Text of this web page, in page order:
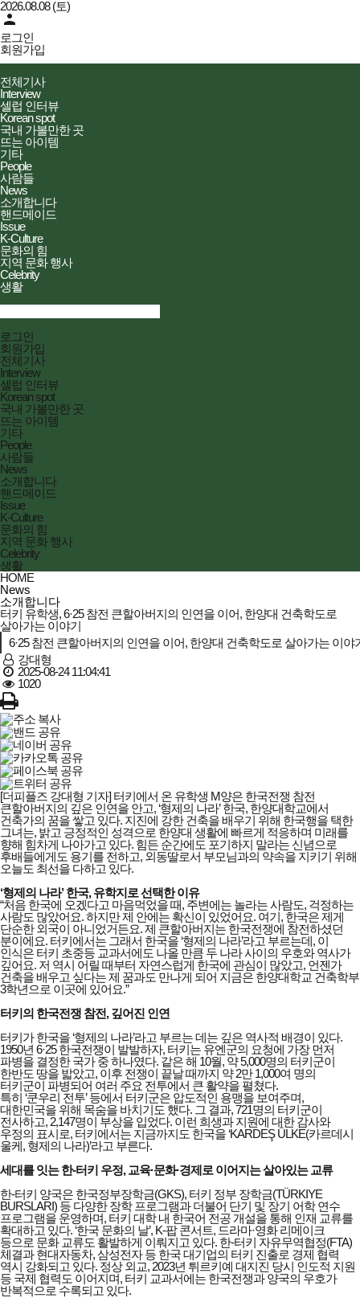
2026.08.08 (토)
person
로그인
회원가입
전체메뉴
열기/
닫기
전체기사
Interview
셀럽 인터뷰
Korean spot
국내 가볼만한 곳
뜨는 아이템
기타
People
사람들
News
소개합니다
핸드메이드
Issue
K-Culture
문화의 힘
지역 문화 행사
Celebrity
생활
검색창
열기/
닫기
전체메뉴
닫기
로그인
회원가입
전체기사
Interview
셀럽 인터뷰
Korean spot
국내 가볼만한 곳
뜨는 아이템
기타
People
사람들
News
소개합니다
핸드메이드
Issue
K-Culture
문화의 힘
지역 문화 행사
Celebrity
생활
HOME
News
소개합니다
터키 유학생, 6·25 참전 큰할아버지의 인연을 이어, 한양대 건축학도로
살아가는 이야기
6·25 참전 큰할아버지의 인연을 이어, 한양대 건축학도로 살아가는 이야
강대형
2025-08-24 11:04:41
1020
[더피플즈 강대형 기자] 터키에서 온 유학생 M양은 한국전쟁 참전
큰할아버지의 깊은 인연을 안고, ‘형제의 나라’ 한국, 한양대학교에서
건축가의 꿈을 쌓고 있다. 지진에 강한 건축을 배우기 위해 한국행을 택한
그녀는, 밝고 긍정적인 성격으로 한양대 생활에 빠르게 적응하며 미래를
향해 힘차게 나아가고 있다. 힘든 순간에도 포기하지 말라는 신념으로
후배들에게도 용기를 전하고, 외동딸로서 부모님과의 약속을 지키기 위해
오늘도 최선을 다하고 있다.
‘형제의 나라’ 한국, 유학지로 선택한 이유
“처음 한국에 오겠다고 마음먹었을 때, 주변에는 놀라는 사람도, 걱정하는
사람도 많았어요. 하지만 제 안에는 확신이 있었어요. 여기, 한국은 제게
단순한 외국이 아니었거든요. 제 큰할아버지는 한국전쟁에 참전하셨던
분이에요. 터키에서는 그래서 한국을 ‘형제의 나라’라고 부르는데, 이
인식은 터키 초중등 교과서에도 나올 만큼 두 나라 사이의 우호와 역사가
깊어요. 저 역시 어릴 때부터 자연스럽게 한국에 관심이 많았고, 언젠가
건축을 배우고 싶다는 제 꿈과도 만나게 되어 지금은 한양대학교 건축학부
3학년으로 이곳에 있어요.”
터키의 한국전쟁 참전, 깊어진 인연
터키가 한국을 ‘형제의 나라’라고 부르는 데는 깊은 역사적 배경이 있다.
1950년 6·25 한국전쟁이 발발하자, 터키는 유엔군의 요청에 가장 먼저
파병을 결정한 국가 중 하나였다. 같은 해 10월, 약 5,000명의 터키군이
한반도 땅을 밟았고, 이후 전쟁이 끝날 때까지 약 2만 1,000여 명의
터키군이 파병되어 여러 주요 전투에서 큰 활약을 펼쳤다.
특히 ‘쿤우리 전투’ 등에서 터키군은 압도적인 용맹을 보여주며,
대한민국을 위해 목숨을 바치기도 했다. 그 결과, 721명의 터키군이
전사하고, 2,147명이 부상을 입었다. 이런 희생과 지원에 대한 감사와
우정의 표시로, 터키에서는 지금까지도 한국을 ‘KARDEŞ ÜLKE(카르데시
울케, 형제의 나라)’라고 부른다.
세대를 잇는 한-터키 우정, 교육·문화·경제로 이어지는 살아있는 교류
한-터키 양국은 한국정부장학금(GKS), 터키 정부 장학금(TÜRKIYE
BURSLARI) 등 다양한 장학 프로그램과 더불어 단기 및 장기 어학 연수
프로그램을 운영하며, 터키 대학 내 한국어 전공 개설을 통해 인재 교류를
확대하고 있다. ‘한국 문화의 날’, K-팝 콘서트, 드라마·영화 리메이크
등으로 문화 교류도 활발하게 이뤄지고 있다. 한-터키 자유무역협정(FTA)
체결과 현대자동차, 삼성전자 등 한국 대기업의 터키 진출로 경제 협력
역시 강화되고 있다. 정상 외교, 2023년 튀르키예 대지진 당시 인도적 지원
등 국제 협력도 이어지며, 터키 교과서에는 한국전쟁과 양국의 우호가
반복적으로 수록되고 있다.